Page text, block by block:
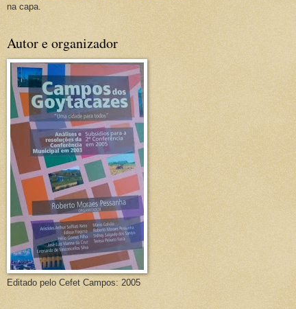
na capa.
Autor e organizador
Editado pelo Cefet Campos: 2005